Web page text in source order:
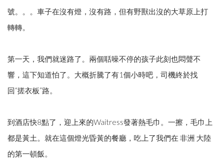
號。。。車子在沒有燈，沒有路，但有野獸出沒的大草原上打
轉轉。
第一天，我們就迷路了。兩個聒噪不停的孩子此刻也悶聲不
響，這下知道怕了。大概折騰了有1個小時吧，司機終於找
回“搓衣板”路。
到酒店快8點了，迎上來的Waitress發著熱毛巾。一擦，毛巾上
都是黃土。就在這個燈光昏黃的餐廳，吃上了我們在 非洲 大陸
的第一頓飯。